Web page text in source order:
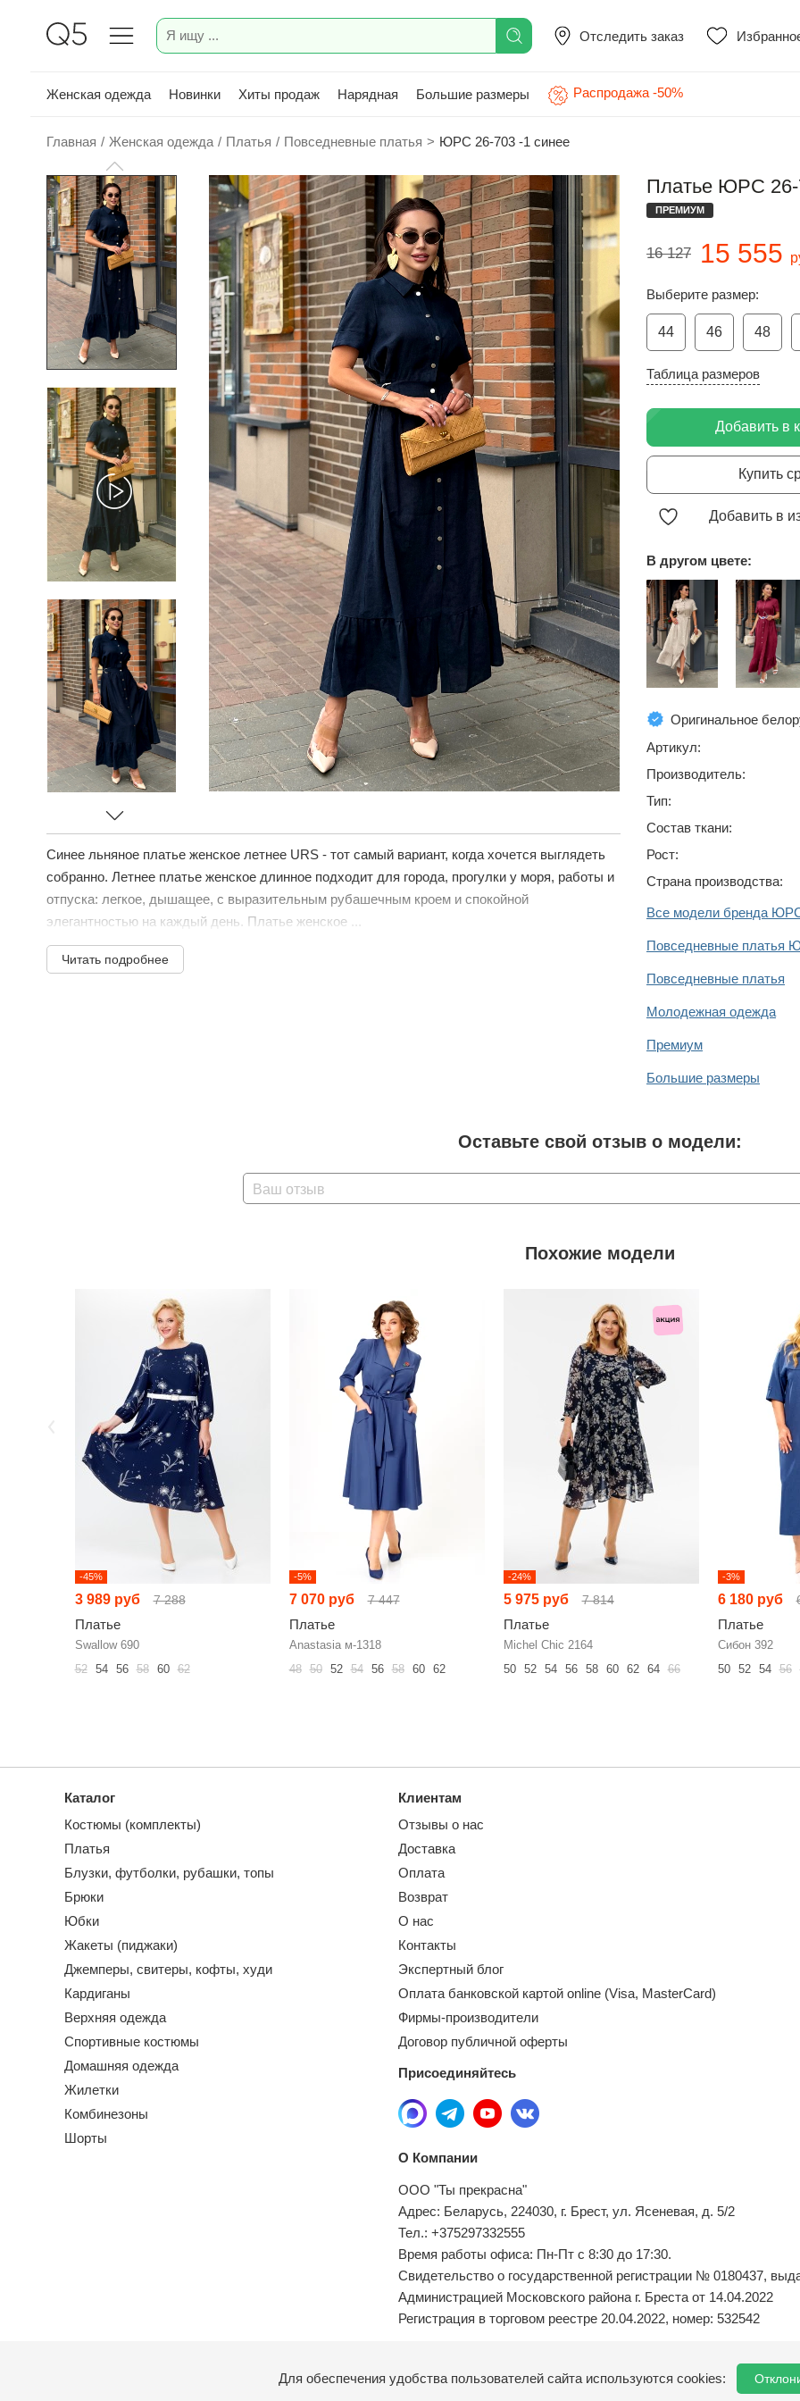
Отследить заказ
Женская одежда Новинки Хиты продаж Нарядная Большие размеры Распродажа -50%
Главная / Женская одежда / Платья / Повседневные платья > ЮРС 26-703 -1 синее
Синее льняное платье женское летнее URS - тот самый вариант, когда хочется выглядеть
собранно. Летнее платье женское длинное подходит для города, прогулки у моря, работы и
отпуска: легкое, дышащее, с выразительным рубашечным кроем и спокойной
элегантностью на каждый день. Платье женское ...
Читать подробнее
Платье ЮРС 26-
ПРЕМИУМ
16 127 15 555
Выберите размер:
44 46 48
Таблица размеров
Добавить в
Купить
Добавить в
В другом цвете:
Оригинальное
Артикул:
Производитель:
Тип:
Состав ткани:
Рост:
Страна производства:
Все модели бренда
Повседневные платья
Повседневные платья
Молодежная одежда
Премиум
Большие размеры
Оставьте свой отзыв о модели:
Ваш отзыв
Похожие модели
-45%
3 989 руб 7 288
Платье
Swallow 690
52
54 56 58 60 62
-5%
7 070 руб 7 447
Платье
Anastasia м-1318
48 50 52 54 56 58 60 62
-24%
5 975 руб 7 814
Платье
Michel Chic 2164
50
52 54 56 58 60 62 64 66
-3%
6 180 руб
Платье
Сибон 392
50
52 54 56
Каталог
Костюмы (комплекты)
Платья
Блузки, футболки, рубашки, топы
Брюки
Юбки
Жакеты (пиджаки)
Джемперы, свитеры, кофты, худи
Кардиганы
Верхняя одежда
Спортивные костюмы
Домашняя одежда
Жилетки
Комбинезоны
Шорты
Клиентам
Отзывы о нас
Доставка
Оплата
Возврат
О нас
Контакты
Экспертный блог
Оплата банковской картой online (Visa, MasterCard)
Фирмы-производители
Договор публичной оферты
Присоединяйтесь
О Компании
ООО "Ты прекрасна"
Адрес: Беларусь, 224030, г. Брест, ул. Ясеневая, д. 5/2
Тел.: +375297332555
Время работы офиса: Пн-Пт с 8:30 до 17:30.
Свидетельство о государственной регистрации № 0180437,
Администрацией Московского района г. Бреста от 14.04.2022
Регистрация в торговом реестре 20.04.2022, номер: 532542
Местный исполнительный орган по обращениям покупателей:
8(0162) 21-04-75
Для обеспечения удобства пользователей сайта используются cookies: